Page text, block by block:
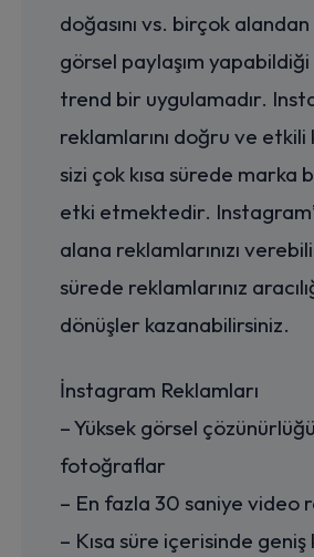
doğasını vs. birçok
görsel paylaşım
trend bir uygulamadır.
reklamlarını doğru ve etkili
sizi çok kısa sürede marka
etki etmektedir.
alana reklamlarınızı
sürede reklamlarınız
dönüşler kazanabilirsiniz.
İnstagram Reklamları
– Yüksek görsel
fotoğraflar
– En fazla 30 saniye video
– Kısa süre içerisinde